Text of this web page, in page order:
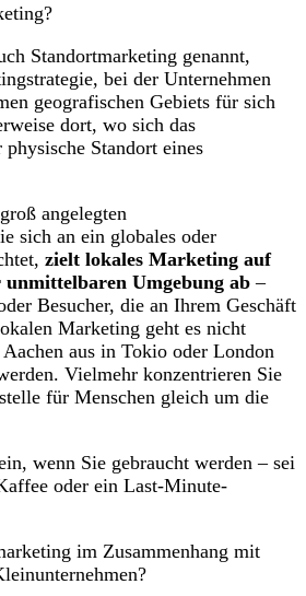
Standortmarketing genannt,
bei der Unternehmen
geografischen Gebiets für sich
dort, wo sich das
Standort eines
angelegten
sich an ein globales oder
zielt lokales Marketing auf
Umgebung ab –
Besucher, die an Ihrem Geschäft
Marketing geht es nicht
aus in Tokio oder London
Vielmehr konzentrieren Sie
für Menschen gleich um die
wenn Sie gebraucht werden – sei
oder ein Last-Minute-
im Zusammenhang mit